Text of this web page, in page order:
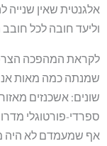
אלגנטית שאין
וליעד חובה לכל
לקראת המהפכה
שמנתה כמה מאות
שונים: אשכנזים
ספרדי-פורטוגלי
אף שמעמדם לא היה